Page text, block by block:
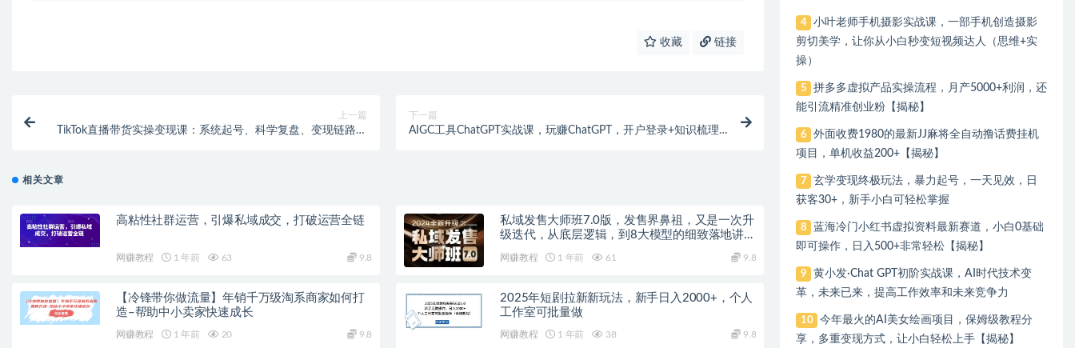
收藏 链接
上一篇
TikTok直播带货实操变现课：系统起号、科学复盘、变现链路、
下一篇
AIGC工具ChatGPT实战课，玩赚ChatGPT，开户登录+知识梳理
相关文章
高粘性社群运营，引爆私域成交，打破运营全链
网赚教程 1 年前 63 9.8
私域发售大师班7.0版，发售界鼻祖，又是一次升
级迭代，从底层逻辑，到8大模型的细致落地讲解
网赚教程 1 年前 61 9.8
【冷锋带你做流量】年销千万级淘系商家如何打
造–帮助中小卖家快速成长
网赚教程 1 年前 20 9.8
2025年短剧拉新新玩法，新手日入2000+，个人
工作室可批量做
网赚教程 1 年前 38 9.8
4
小叶老师手机摄影实战课，一部手机创造摄影
剪切美学，让你从小白秒变短视频达人（思维+实
操）
5
拼多多虚拟产品实操流程，月产5000+利润，还
能引流精准创业粉【揭秘】
6
外面收费1980的最新JJ麻将全自动撸话费挂机
项目，单机收益200+【揭秘】
7
玄学变现终极玩法，暴力起号，一天见效，日
获客30+，新手小白可轻松掌握
8
蓝海冷门小红书虚拟资料最新赛道，小白0基础
即可操作，日入500+非常轻松【揭秘】
9
黄小发·Chat GPT初阶实战课，​AI时代技术变
革，未来已来，提高工作效率和未来竞争力
10
今年最火的AI美女绘画项目，保姆级教程分
享，多重变现方式，让小白轻松上手【揭秘】